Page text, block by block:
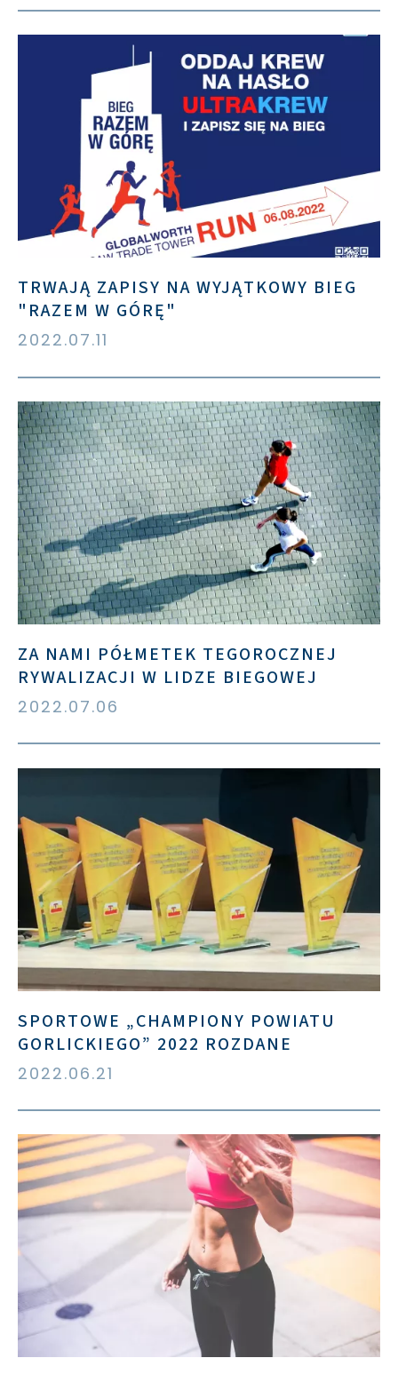
TRWAJĄ ZAPISY NA WYJĄTKOWY BIEG
"RAZEM W GÓRĘ"
2022.07.11
ZA NAMI PÓŁMETEK TEGOROCZNEJ
RYWALIZACJI W LIDZE BIEGOWEJ
2022.07.06
SPORTOWE „CHAMPIONY POWIATU
GORLICKIEGO” 2022 ROZDANE
2022.06.21